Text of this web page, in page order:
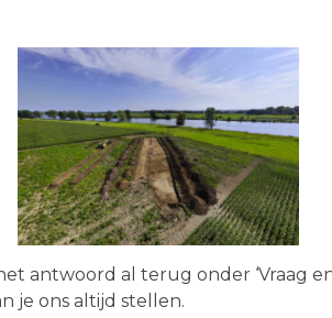
antwoord al terug onder ‘Vraag
je ons altijd stellen.